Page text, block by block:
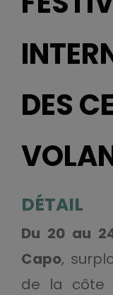
DES
DÉTAIL
Du 20 au
Capo,
de la côte